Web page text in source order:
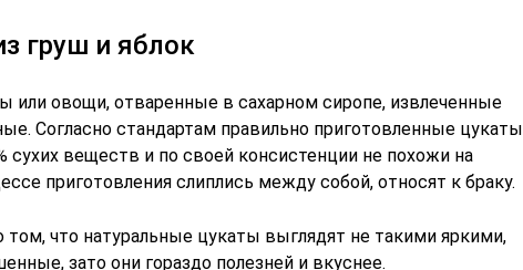
груш и яблок
или овощи, отваренные в сахарном сиропе, извлеченные
Согласно стандартам правильно приготовленные цукаты
сухих веществ и по своей консистенции не похожи на
приготовления слиплись между собой, относят к браку.
что натуральные цукаты выглядят не такими яркими,
зато они гораздо полезней и вкуснее.